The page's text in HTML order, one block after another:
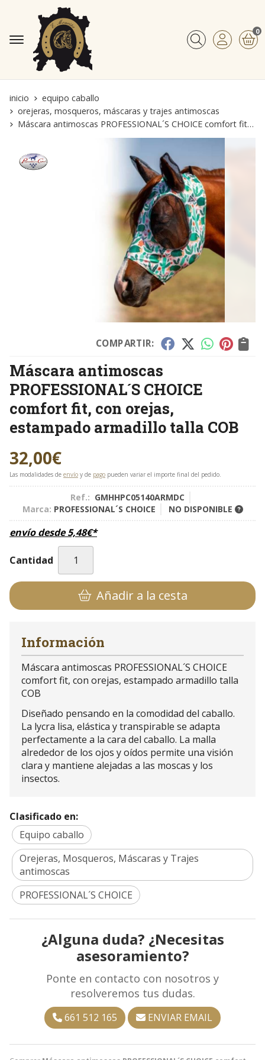
Buscar
0
inicio
equipo caballo
orejeras, mosqueros, máscaras y trajes antimoscas
Máscara antimoscas PROFESSIONAL´S CHOICE comfort fit, con orejas, estampado armadillo talla COB
COMPARTIR:
Máscara antimoscas
PROFESSIONAL´S CHOICE
comfort fit, con orejas,
estampado armadillo talla COB
32,00€
Las modalidades de envío y de pago pueden variar el importe final del pedido.
Ref.: GMHHPC05140ARMDC
Marca: PROFESSIONAL´S CHOICE NO DISPONIBLE
envío desde5,48€*
Cantidad
Añadir a la cesta
Información
Máscara antimoscas PROFESSIONAL´S CHOICE
comfort fit, con orejas, estampado armadillo talla
COB
Diseñado pensando en la comodidad del caballo.
La lycra lisa, elástica y transpirable se adapta
perfectamente a la cara del caballo. La malla
alrededor de los ojos y oídos permite una visión
clara y mantiene alejadas a las moscas y los
insectos.
Clasificado en:
Equipo caballo
Orejeras, Mosqueros, Máscaras y Trajes
antimoscas
PROFESSIONAL´S CHOICE
¿Alguna duda? ¿Necesitas
asesoramiento?
Ponte en contacto con nosotros y
resolveremos tus dudas.
661 512 165 ENVIAR EMAIL